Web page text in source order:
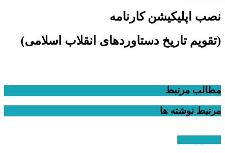
نصب اپلیکیشن کارنامه
(تقویم تاریخ دستاوردهای انقلاب اسلامی​)
مطالب مرتبط
مرتبط نوشته ها